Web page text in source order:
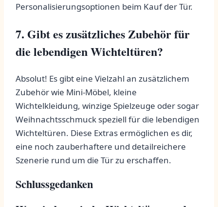
Personalisierungsoptionen beim Kauf der Tür.
7. Gibt es⁢ zusätzliches Zubehör für
die lebendigen‍ Wichteltüren?
Absolut! Es gibt eine Vielzahl⁤ an zusätzlichem⁢
Zubehör wie Mini-Möbel, kleine
‌Wichtelkleidung, winzige Spielzeuge oder sogar
Weihnachtsschmuck speziell für⁤ die lebendigen⁤
Wichteltüren. Diese Extras ermöglichen es ‌dir, ​
eine noch zauberhaftere und detailreichere
Szenerie ⁤rund um die Tür zu erschaffen.
Schlussgedanken